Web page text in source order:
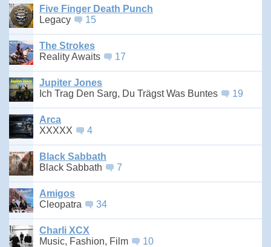
Five Finger Death Punch
Legacy
15
The Strokes
Reality Awaits
17
Jupiter Jones
Ich Trag Den Sarg, Du Trägst Was Buntes
19
Arca
XXXXX
4
Black Sabbath
Black Sabbath
7
Amigos
Cleopatra
34
Charli XCX
Music, Fashion, Film
10